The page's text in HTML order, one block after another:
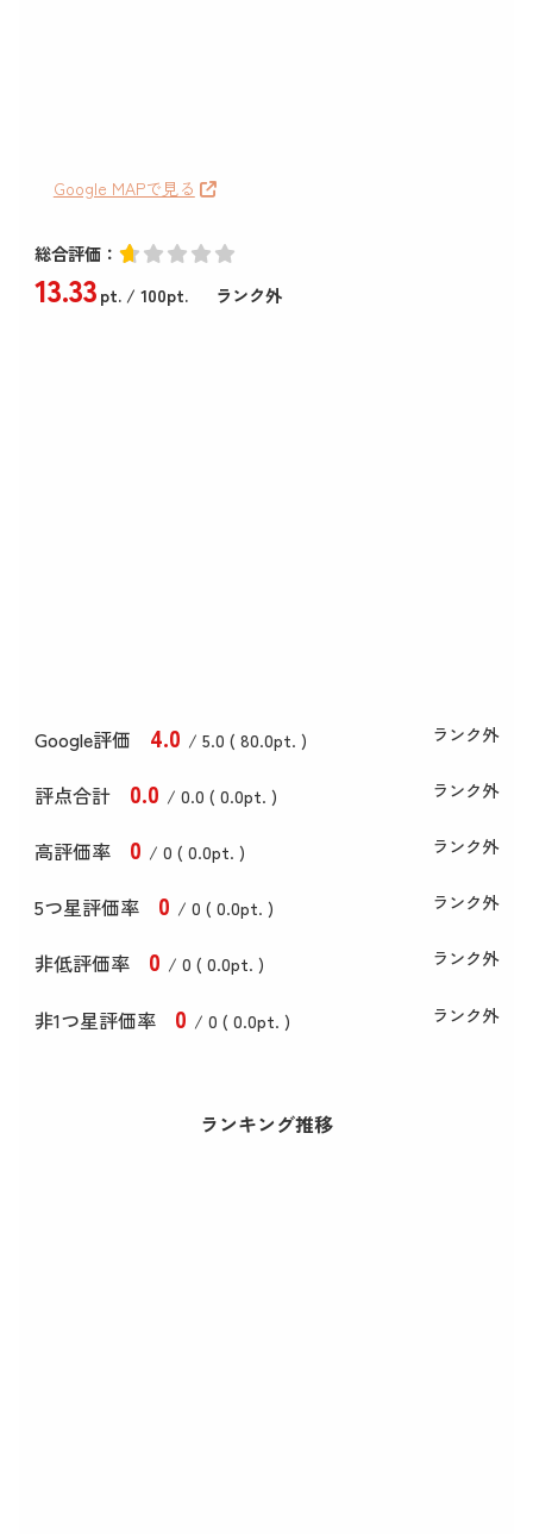
Google MAPで見る
総合評価：
13.33pt./ 100pt. ランク外
Google評価 4.0 / 5.0 ( 80.0pt. ) ランク外
評点合計 0.0 / 0.0 ( 0.0pt. ) ランク外
高評価率 0 / 0 ( 0.0pt. ) ランク外
5つ星評価率 0 / 0 ( 0.0pt. ) ランク外
非低評価率 0 / 0 ( 0.0pt. ) ランク外
非1つ星評価率 0 / 0 ( 0.0pt. ) ランク外
ランキング推移